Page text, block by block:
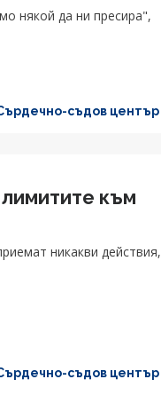
някой да ни пресира",
съдов център
към
никакви действия,
съдов център